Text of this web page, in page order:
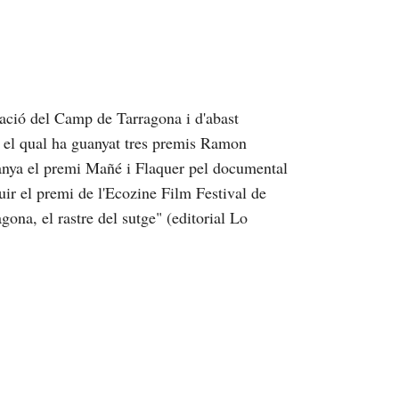
del Camp de Tarragona i d'abast
qual ha guanyat tres premis Ramon
el premi Mañé i Flaquer pel documental
el premi de l'Ecozine Film Festival de
el rastre del sutge" (editorial Lo